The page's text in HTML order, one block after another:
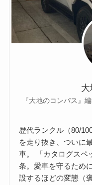
大
『大地のコンパス』
歴代ランクル（80/
を走り抜き、ついに
車。 「カタログスペ
条。愛車を守るため
設するほどの変態（